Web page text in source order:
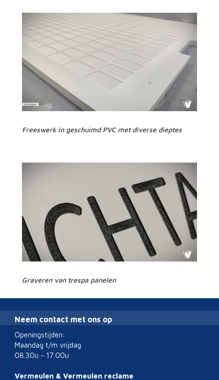
Freeswerk in geschuimd PVC met diverse dieptes
Graveren van trespa panelen
Neem contact met ons op
Openingstijden:
Maandag t/m vrijdag
08.30u - 17.00u
Vermeulen & Vermeulen reclame